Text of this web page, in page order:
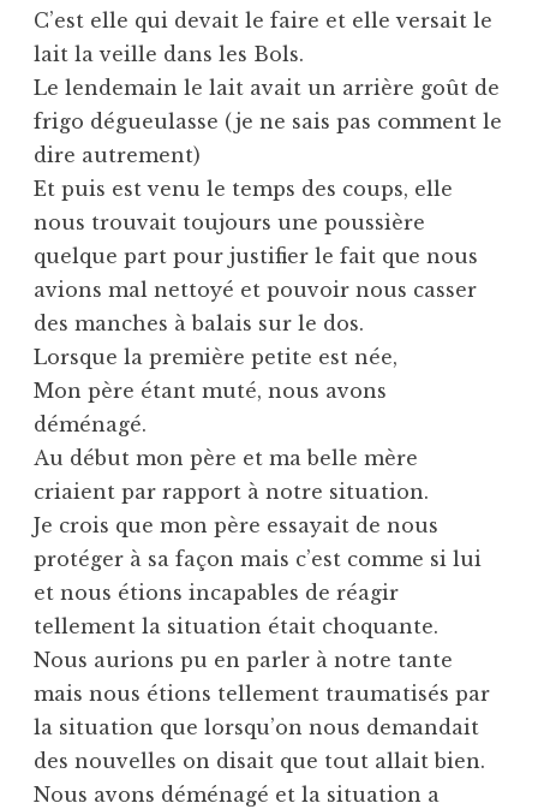
C’est elle qui devait le faire et elle versait le
lait la veille dans les Bols.
Le lendemain le lait avait un arrière goût de
frigo dégueulasse (je ne sais pas comment le
dire autrement)
Et puis est venu le temps des coups, elle
nous trouvait toujours une poussière
quelque part pour justifier le fait que nous
avions mal nettoyé et pouvoir nous casser
des manches à balais sur le dos.
Lorsque la première petite est née,
Mon père étant muté, nous avons
déménagé.
Au début mon père et ma belle mère
criaient par rapport à notre situation.
Je crois que mon père essayait de nous
protéger à sa façon mais c’est comme si lui
et nous étions incapables de réagir
tellement la situation était choquante.
Nous aurions pu en parler à notre tante
mais nous étions tellement traumatisés par
la situation que lorsqu’on nous demandait
des nouvelles on disait que tout allait bien.
Nous avons déménagé et la situation a